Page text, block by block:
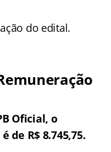
do edital.
Oficial, o
de R$ 8.745,75.